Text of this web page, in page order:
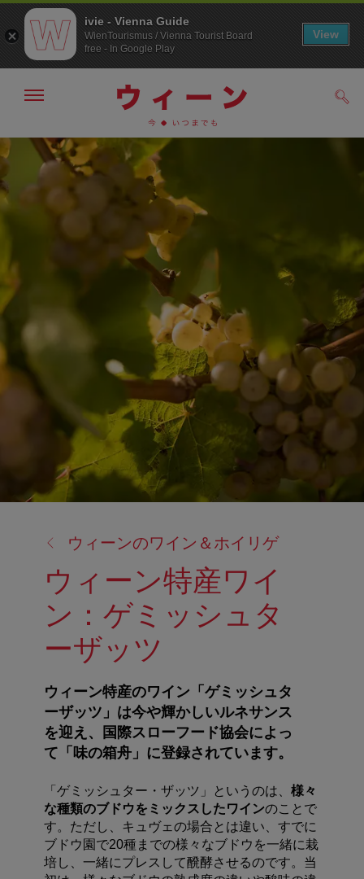
ニ
ー
へ
の
ー
ジ
へ
メ
ー
の
表
示・
ウィーンのワイン＆ホイリゲ
ウィーン特産ワイ
ン：ゲミッシュタ
ーザッツ
ウィーン特産のワイン「ゲミッシュタ
ーザッツ」は今や輝かしいルネサンス
を迎え、国際スローフード協会によっ
て「味の箱舟」に登録されています。
「ゲミッシュター・ザッツ」というのは、 様々
な種類のブドウをミックスしたワインのことで
す。ただし、キュヴェの場合とは違い、すでに
ブドウ園で20種までの様々なブドウを一緒に栽
培し、一緒にプレスして醗酵させるのです。当
ivie - Vienna Guide
WienTourismus / Vienna Tourist Board
free - In Google Play
View